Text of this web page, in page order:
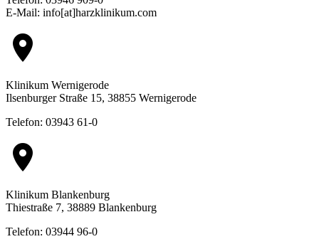
E-Mail: info[at]harzklinikum.com
location_on
Klinikum Wernigerode
Ilsenburger Straße 15, 38855 Wernigerode
Telefon: 03943 61-0
location_on
Klinikum Blankenburg
Thiestraße 7, 38889 Blankenburg
Telefon: 03944 96-0